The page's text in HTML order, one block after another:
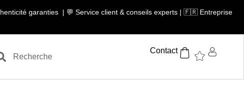
garanties | 💬 Service client & conseils experts | 🇫🇷 Entreprise
Contact